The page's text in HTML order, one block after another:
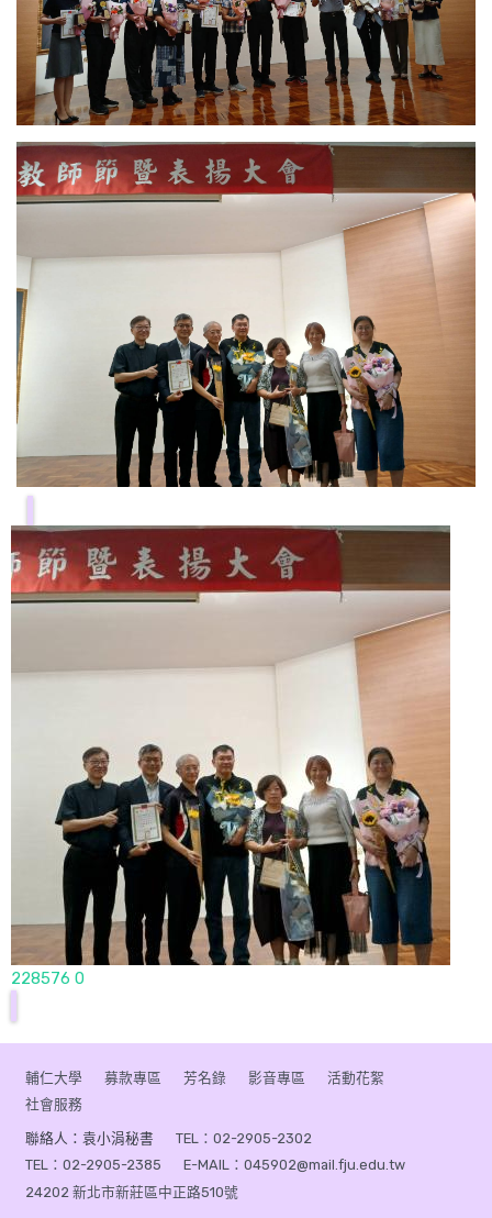
228576 0
輔仁大學 募款專區 芳名錄 影音專區
活動花絮
社會服務
聯絡人：袁小涓秘書
TEL：02-2905-2302
TEL：02-2905-2385
E-MAIL：045902@mail.fju.edu.tw
24202 新北市新莊區中正路510號